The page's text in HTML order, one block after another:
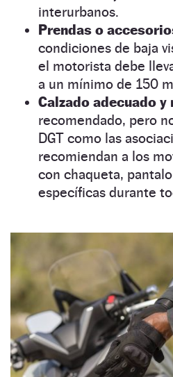
interurbanos.
Prendas o
condiciones de baja
el motorista debe
a un mínimo de 150
Calzado adecuado
recomendado, pero
DGT como las
recomiendan a los
con chaqueta,
específicas durante